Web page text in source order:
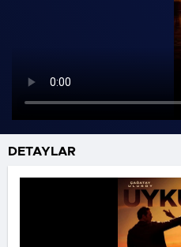
DETAYLAR